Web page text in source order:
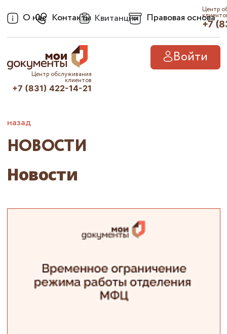
О нас Контакты Квитанции Правовая основа
Центр
+7
Войти
Центр обслуживания
клиентов
+7 (831) 422-14-21
назад
НОВОСТИ
Новости